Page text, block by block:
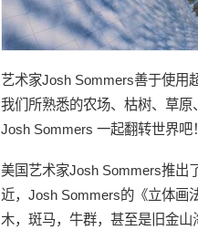
艺术家Josh Sommers善于使用
我们所熟悉的农场、枯树、草
Josh Sommers 一起翻转世界吧！
美国艺术家Josh Sommers推出
近，Josh Sommers的《立体画
木，斑马，牛群，甚至是旧金山